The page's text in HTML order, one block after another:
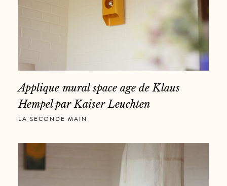
Applique mural space age de Klaus
Hempel par Kaiser Leuchten
LA SECONDE MAIN